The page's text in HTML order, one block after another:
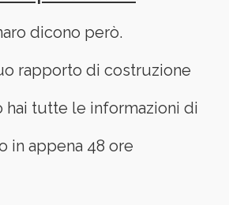
dicono però.
rapporto di costruzione
hai tutte le informazioni di
in appena 48 ore